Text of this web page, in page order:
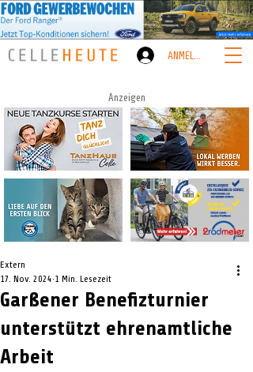
ANMELDEN
Anzeigen
Garßener Benefizturnier
unterstützt ehrenamtliche
Arbeit
Extern
17. Nov. 2024 1 Min. Lesezeit